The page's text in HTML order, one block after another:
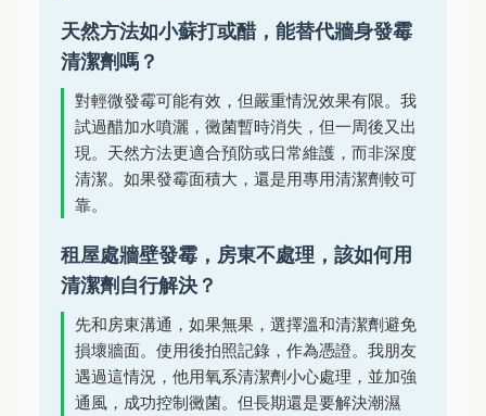
天然方法如小蘇打或醋，能替代牆身發霉
清潔劑嗎？
對輕微發霉可能有效，但嚴重情況效果有限。我
試過醋加水噴灑，黴菌暫時消失，但一周後又出
現。天然方法更適合預防或日常維護，而非深度
清潔。如果發霉面積大，還是用專用清潔劑較可
靠。
租屋處牆壁發霉，房東不處理，該如何用
清潔劑自行解決？
先和房東溝通，如果無果，選擇溫和清潔劑避免
損壞牆面。使用後拍照記錄，作為憑證。我朋友
遇過這情況，他用氧系清潔劑小心處理，並加強
通風，成功控制黴菌。但長期還是要解決潮濕